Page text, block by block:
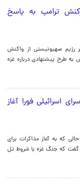
ترامپ به پاسخ
رژیم صهیونیستی از واکنش
طرح پیشنهادی درباره غزه
اسرائیلی فورا آغاز
که به آغاز مذاکرات برای
گفت که جنگ غزه با شروط تل